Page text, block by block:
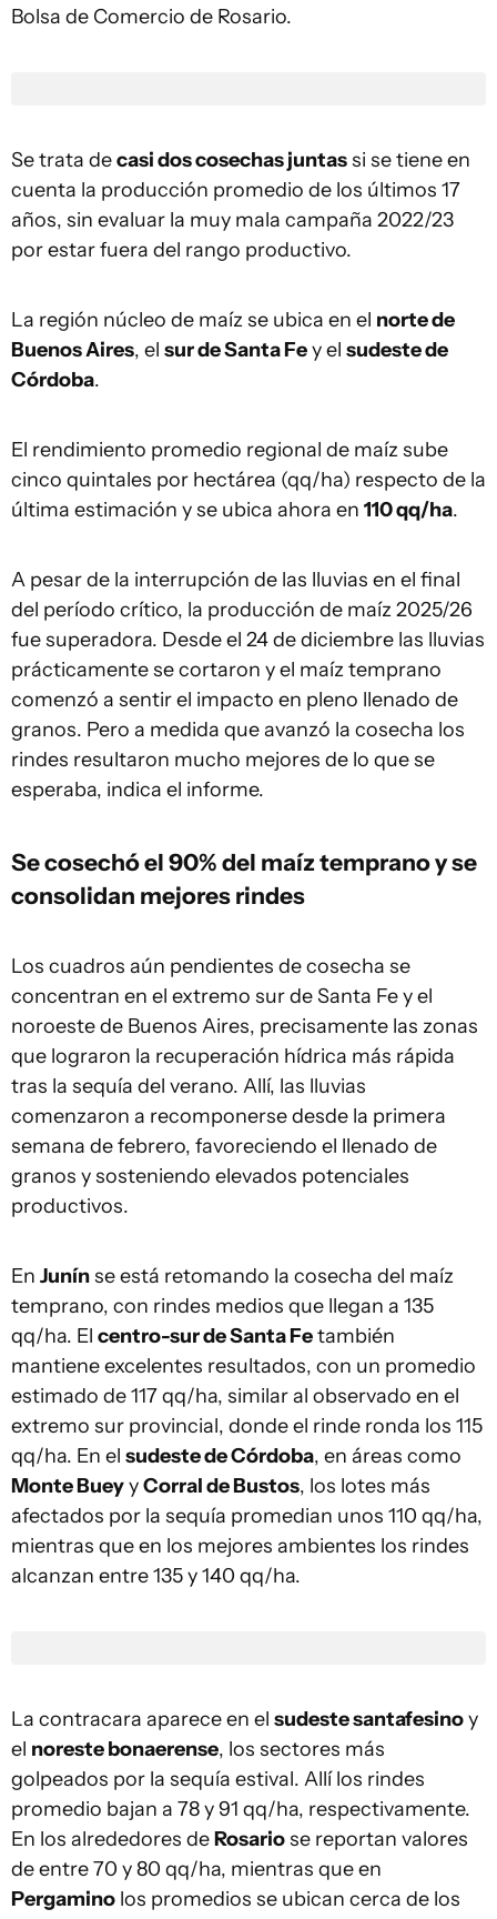
Bolsa de Comercio de Rosario.
Se trata decasi dos cosechas juntassi se tiene en
cuenta la producción promedio de los últimos 17
años, sin evaluar la muy mala campaña 2022/23
por estar fuera del rango productivo.
La región núcleo de maíz se ubica en el norte de
Buenos Aires, el sur de Santa Fey el sudeste de
Córdoba.
El rendimiento promedio regional de maíz sube
cinco quintales por hectárea (qq/ha) respecto de la
última estimación y se ubica ahora en 110 qq/ha.
A pesar de la interrupción de las lluvias en el final
del período crítico, la producción de maíz 2025/26
fue superadora. Desde el 24 de diciembre las lluvias
prácticamente se cortaron y el maíz temprano
comenzó a sentir el impacto en pleno llenado de
granos. Pero a medida que avanzó la cosecha los
rindes resultaron mucho mejores de lo que se
esperaba, indica el informe.
Se cosechó el 90% del maíz temprano y se
consolidan mejores rindes
Los cuadros aún pendientes de cosecha se
concentran en el extremo sur de Santa Fe y el
noroeste de Buenos Aires, precisamente las zonas
que lograron la recuperación hídrica más rápida
tras la sequía del verano. Allí, las lluvias
comenzaron a recomponerse desde la primera
semana de febrero, favoreciendo el llenado de
granos y sosteniendo elevados potenciales
productivos.
En Junínse está retomando la cosecha del maíz
temprano, con rindes medios que llegan a 135
qq/ha. El centro-sur de Santa Fetambién
mantiene excelentes resultados, con un promedio
estimado de 117 qq/ha, similar al observado en el
extremo sur provincial, donde el rinde ronda los 115
qq/ha. En el sudeste de Córdoba, en áreas como
Monte BueyyCorral de Bustos, los lotes más
afectados por la sequía promedian unos 110 qq/ha,
mientras que en los mejores ambientes los rindes
alcanzan entre 135 y 140 qq/ha.
La contracara aparece en el sudeste santafesinoy
el noreste bonaerense, los sectores más
golpeados por la sequía estival. Allí los rindes
promedio bajan a 78 y 91 qq/ha, respectivamente.
En los alrededores deRosariose reportan valores
de entre 70 y 80 qq/ha, mientras que en
Pergamino los promedios se ubican cerca de los